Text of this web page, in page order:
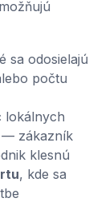
sa odosielajú
počtu
lokálnych
— zákazník
klesnú
, kde sa